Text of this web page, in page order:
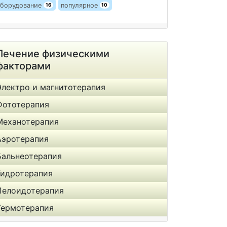
16 популярное 10
физическими
и магнитотерапия